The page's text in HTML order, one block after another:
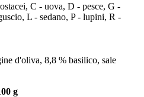
C - uova, D - pesce, G -
L - sedano, P - lupini, R -
d'oliva, 8,8 % basilico, sale
g